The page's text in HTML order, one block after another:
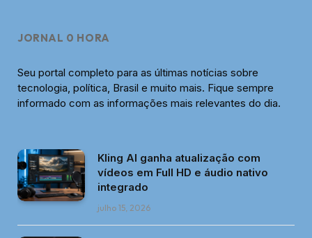
JORNAL 0 HORA
Seu portal completo para as últimas notícias sobre
tecnologia, política, Brasil e muito mais. Fique sempre
informado com as informações mais relevantes do dia.
Kling AI ganha atualização com
vídeos em Full HD e áudio nativo
integrado
julho 15, 2026